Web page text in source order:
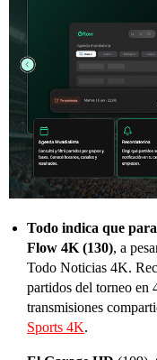
Todo indica que
Flow 4K (130), a
Todo Noticias 4K.
partidos del torneo
transmisiones
Sports 4K.